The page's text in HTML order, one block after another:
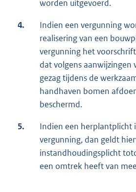
worden uitgevoerd.
4.
Indien een vergunning
realisering van een
vergunning het
dat volgens aanwijzingen
gezag tijdens de
handhaven bomen
beschermd.
5.
Indien een herplantplicht
vergunning, dan geldt
instandhoudingsplicht
een omtrek heeft van